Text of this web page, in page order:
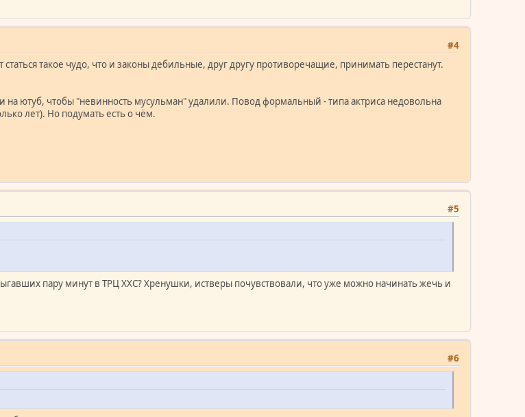
#4
статься такое чудо, что и законы дебильные, друг другу противоречащие, принимать перестанут.
на ютуб, чтобы "невинность мусульман" удалили. Повод формальный - типа актриса недовольна
лет). Но подумать есть о чём.
#5
пару минут в ТРЦ ХХС? Хренушки, истверы почувствовали, что уже можно начинать жечь и
#6